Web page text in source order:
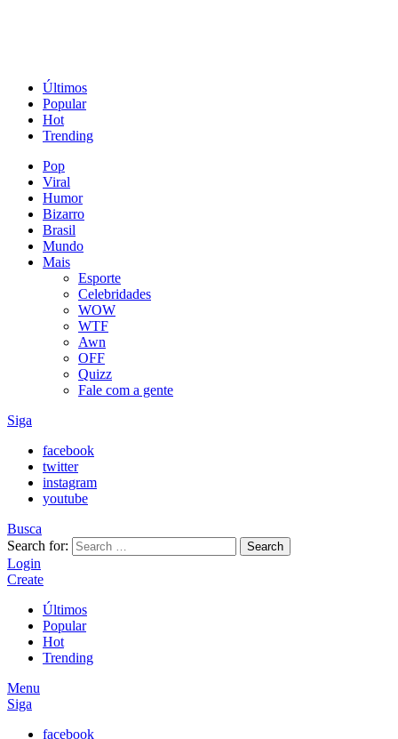
Últimos
Popular
Hot
Trending
Pop
Viral
Humor
Bizarro
Brasil
Mundo
Mais
Esporte
Celebridades
WOW
WTF
Awn
OFF
Quizz
Fale com a gente
Siga
facebook
twitter
instagram
youtube
Busca
Search for:
Search
Login
Create
Últimos
Popular
Hot
Trending
Menu
Siga
facebook